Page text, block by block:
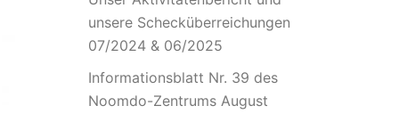
unsere Schecküberreichungen
07/2024 & 06/2025
Informationsblatt Nr. 39 des
Noomdo-Zentrums August